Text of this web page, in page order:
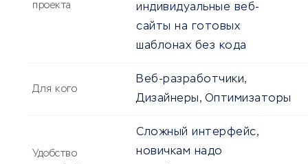
проекта
индивидуальные веб-
сайты на готовых
шаблонах без кода
Для кого
Веб-разработчики,
Дизайнеры, Оптимизаторы
Удобство
Сложный интерфейс,
новичкам надо